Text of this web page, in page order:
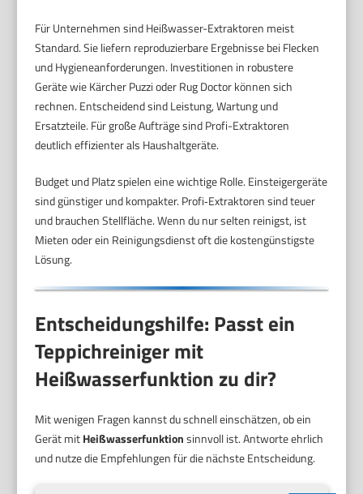
Für Unternehmen sind Heißwasser-Extraktoren meist
Standard. Sie liefern reproduzierbare Ergebnisse bei Flecken
und Hygieneanforderungen. Investitionen in robustere
Geräte wie Kärcher Puzzi oder Rug Doctor können sich
rechnen. Entscheidend sind Leistung, Wartung und
Ersatzteile. Für große Aufträge sind Profi-Extraktoren
deutlich effizienter als Haushaltgeräte.
Budget und Platz spielen eine wichtige Rolle. Einsteigergeräte
sind günstiger und kompakter. Profi‑Extraktoren sind teuer
und brauchen Stellfläche. Wenn du nur selten reinigst, ist
Mieten oder ein Reinigungsdienst oft die kostengünstigste
Lösung.
Entscheidungshilfe: Passt ein
Teppichreiniger mit
Heißwasserfunktion zu dir?
Mit wenigen Fragen kannst du schnell einschätzen, ob ein
Gerät mitHeißwasserfunktionsinnvoll ist. Antworte ehrlich
und nutze die Empfehlungen für die nächste Entscheidung.